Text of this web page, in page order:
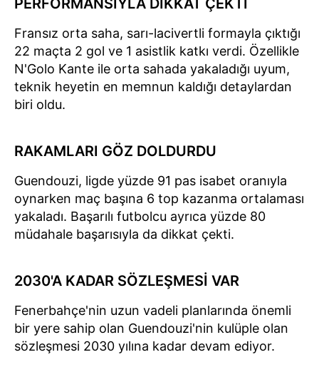
Fransız orta saha, sarı-lacivertli formayla çıktığı
22 maçta 2 gol ve 1 asistlik katkı verdi. Özellikle
N'Golo Kante ile orta sahada yakaladığı uyum,
teknik heyetin en memnun kaldığı detaylardan
biri oldu.
RAKAMLARI GÖZ DOLDURDU
Guendouzi, ligde yüzde 91 pas isabet oranıyla
oynarken maç başına 6 top kazanma ortalaması
yakaladı. Başarılı futbolcu ayrıca yüzde 80
müdahale başarısıyla da dikkat çekti.
2030'A KADAR SÖZLEŞMESİ VAR
Fenerbahçe'nin uzun vadeli planlarında önemli
bir yere sahip olan Guendouzi'nin kulüple olan
sözleşmesi 2030 yılına kadar devam ediyor.